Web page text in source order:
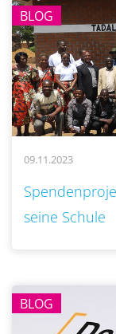
BLOG
09.11.2023
seine Schule
BLOG